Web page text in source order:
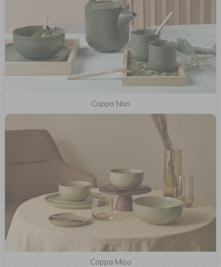
Coppa Nori
Coppa Miso